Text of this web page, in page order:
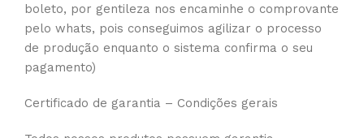
boleto, por gentileza nos encaminhe o comprovante
pelo whats, pois conseguimos agilizar o processo
de produção enquanto o sistema confirma o seu
pagamento)
Certificado de garantia – Condições gerais